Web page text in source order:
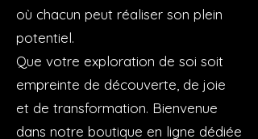
où chacun peut réaliser son plein
potentiel.
Que votre exploration de soi soit
empreinte de découverte, de joie
et de transformation. Bienvenue
dans notre boutique en ligne dédiée